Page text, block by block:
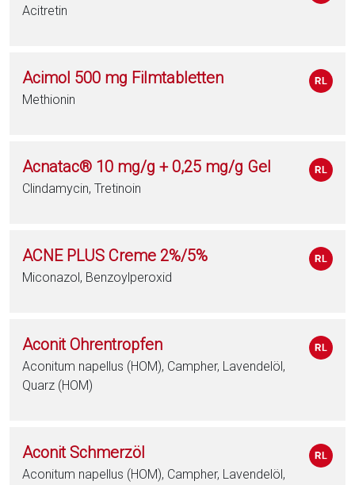
Acitretin
Acimol 500 mg Filmtabletten
Methionin
Acnatac® 10 mg/g + 0,25 mg/g Gel
Clindamycin, Tretinoin
ACNE PLUS Creme 2%/5%
Miconazol, Benzoylperoxid
Aconit Ohrentropfen
Aconitum napellus (HOM), Campher, Lavendelöl,
Quarz (HOM)
Aconit Schmerzöl
Aconitum napellus (HOM), Campher, Lavendelöl,